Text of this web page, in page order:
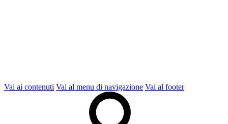
Vai ai contenuti Vai al menu di navigazione Vai al footer